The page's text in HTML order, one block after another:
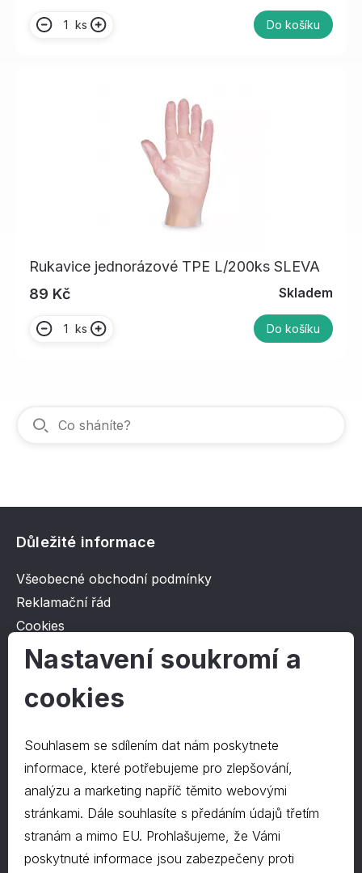
ks Do košíku
Rukavice jednorázové TPE L/200ks SLEVA
89 Kč
Skladem
ks Do košíku
Důležité informace
Všeobecné obchodní podmínky
Reklamační řád
Cookies
Ochrana osobních údajů
O společnosti
Kontakt
O nás
Kontakty
577 222 666
Nastavení soukromí a
cookies
Souhlasem se sdílením dat nám poskytnete
informace, které potřebujeme pro zlepšování,
analýzu a marketing napříč těmito webovými
stránkami. Dále souhlasíte s předáním údajů třetím
stranám a mimo EU. Prohlašujeme, že Vámi
poskytnuté informace jsou zabezpečeny proti